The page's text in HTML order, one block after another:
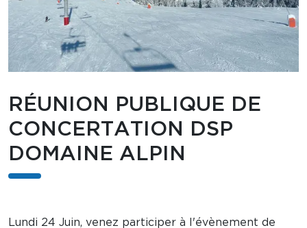
RÉUNION PUBLIQUE DE
CONCERTATION DSP
DOMAINE ALPIN
Lundi 24 Juin, venez participer à l'évènement de